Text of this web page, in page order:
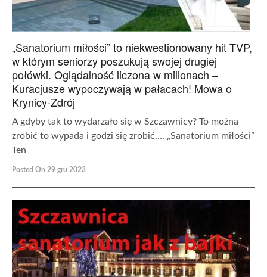
„Sanatorium miłości” to niekwestionowany hit TVP,
w którym seniorzy poszukują swojej drugiej
połówki. Oglądalność liczona w milionach –
Kuracjusze wypoczywają w pałacach! Mowa o
Krynicy-Zdrój
A gdyby tak to wydarzało się w Szczawnicy? To można
zrobić to wypada i godzi się zrobić…. „Sanatorium miłości”
Ten
Posted On 29 gru 2023